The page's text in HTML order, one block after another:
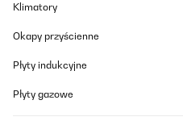
Klimatory
Okapy przyścienne
Płyty indukcyjne
Płyty gazowe